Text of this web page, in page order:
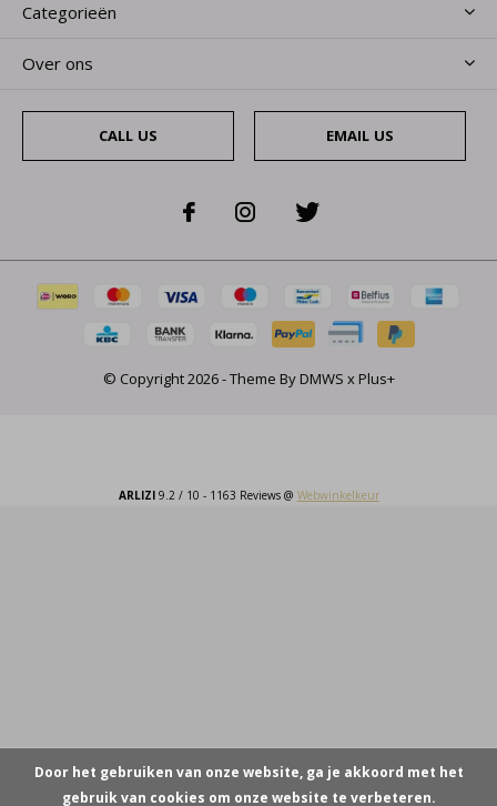
Categorieën
Over ons
CALL US EMAIL US
© Copyright2026- Theme ByDMWS xPlus+
ARLIZI9.2/ 10 - 1163 Reviews @ Webwinkelkeur
Door het gebruiken van onze website, ga je akkoord met het
gebruik van cookies om onze website te verbeteren.